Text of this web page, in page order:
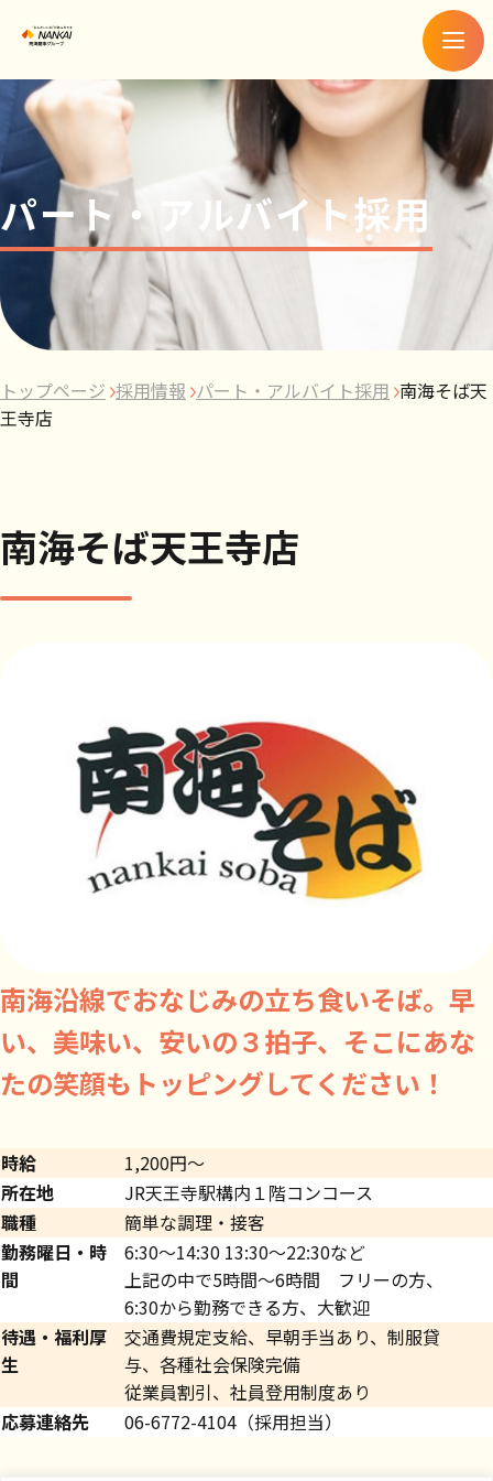
メ
ニ
ー
パート・アルバイト採用
トップページ 採用情報 パート・アルバイト採用 南海そば天
王寺店
南海そば天王寺店
南海沿線でおなじみの立ち食いそば。早
い、美味い、安いの３拍子、そこにあな
たの笑顔もトッピングしてください！
時給
1,200円～
所在地
JR天王寺駅構内１階コンコース
職種
簡単な調理・接客
勤務曜日・時
間
6:30～14:30 13:30～22:30など
上記の中で5時間～6時間 フリーの方、
6:30から勤務できる方、大歓迎
待遇・福利厚
生
交通費規定支給、早朝手当あり、制服貸
与、各種社会保険完備
従業員割引、社員登用制度あり
応募連絡先
06-6772-4104（採用担当）